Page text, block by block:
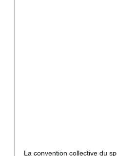
La convention collective du